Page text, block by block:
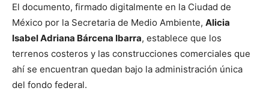
El documento, firmado digitalmente en la Ciudad de
México por la Secretaria de Medio Ambiente, Alicia
Isabel Adriana Bárcena Ibarra, establece que los
terrenos costeros y las construcciones comerciales que
ahí se encuentran quedan bajo la administración única
del fondo federal.